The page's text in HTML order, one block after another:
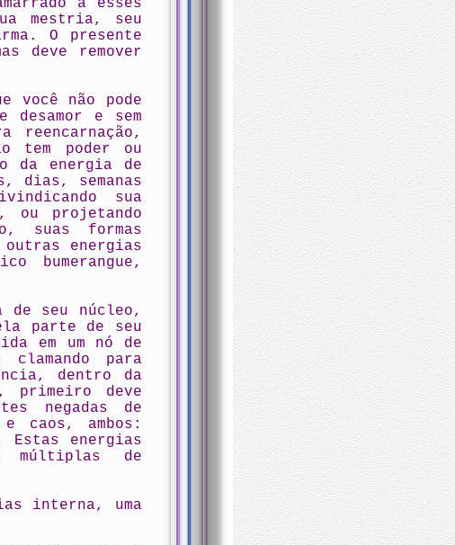
a esses
mestria, seu
O presente
deve remover
você não pode
e sem
reencarnação,
tem poder ou
da energia de
dias, semanas
sua
ou projetando
suas formas
outras energias
bumerangue,
de seu núcleo,
parte de seu
em um nó de
clamando para
dentro da
primeiro deve
negadas de
caos, ambos:
Estas energias
múltiplas de
interna, uma